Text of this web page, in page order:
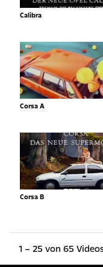
Calibra
Corsa A
Corsa B
1 – 25 von 65